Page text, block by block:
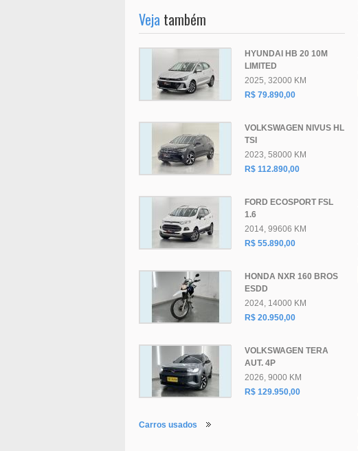
Veja também
HYUNDAI HB 20 10M
LIMITED
2025, 32000 KM
R$ 79.890,00
VOLKSWAGEN NIVUS HL
TSI
2023, 58000 KM
R$ 112.890,00
FORD ECOSPORT FSL
1.6
2014, 99606 KM
R$ 55.890,00
HONDA NXR 160 BROS
ESDD
2024, 14000 KM
R$ 20.950,00
VOLKSWAGEN TERA
AUT. 4P
2026, 9000 KM
R$ 129.950,00
Carros usados